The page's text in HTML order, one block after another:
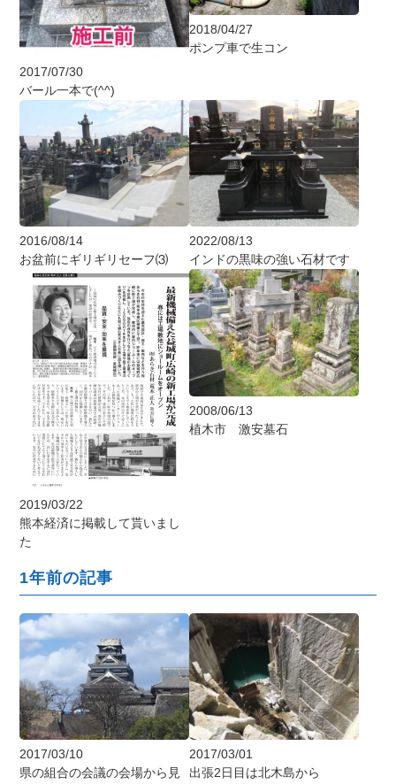
2017/07/30
バール一本で(^^)
2018/04/27
ポンプ車で生コン
2016/08/14
お盆前にギリギリセーフ⑶
2022/08/13
インドの黒味の強い石材です
2019/03/22
熊本経済に掲載して貰いまし
た
2008/06/13
植木市 激安墓石
1年前の記事
2017/03/10
県の組合の会議の会場から見
2017/03/01
出張2日目は北木島から